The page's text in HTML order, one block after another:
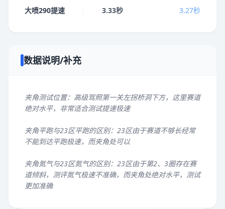
大喷290提速 3.33秒 3.27秒
数据说明/补充
夹角测试位置：高级驾照第一关左拐桥洞下方，这里赛道
绝对水平，非常适合测试提速极速
夹角平跑与23区平跑的区别：23区由于赛道不够长经常
不能到达平跑极速，而夹角处可以
夹角氮气与23区氮气的区别：23区由于第2、3圈存在赛
道倾斜，测评氮气极速不准确，而夹角处绝对水平，测试
更加准确